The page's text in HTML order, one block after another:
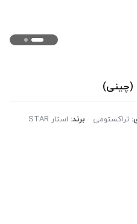
تراکستومی برند: استار STAR